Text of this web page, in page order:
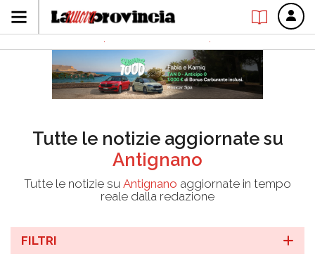
Tutte le notizie aggiornate su
Antignano
Tutte le notizie su Antignano aggiornate in tempo
reale dalla redazione
FILTRI